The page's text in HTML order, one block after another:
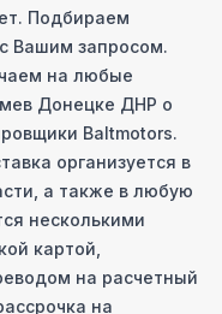
Подбираем
Вашим запросом.
на любые
в Донецке ДНР о
Baltmotors.
организуется в
а также в любую
несколькими
картой,
на расчетный
на